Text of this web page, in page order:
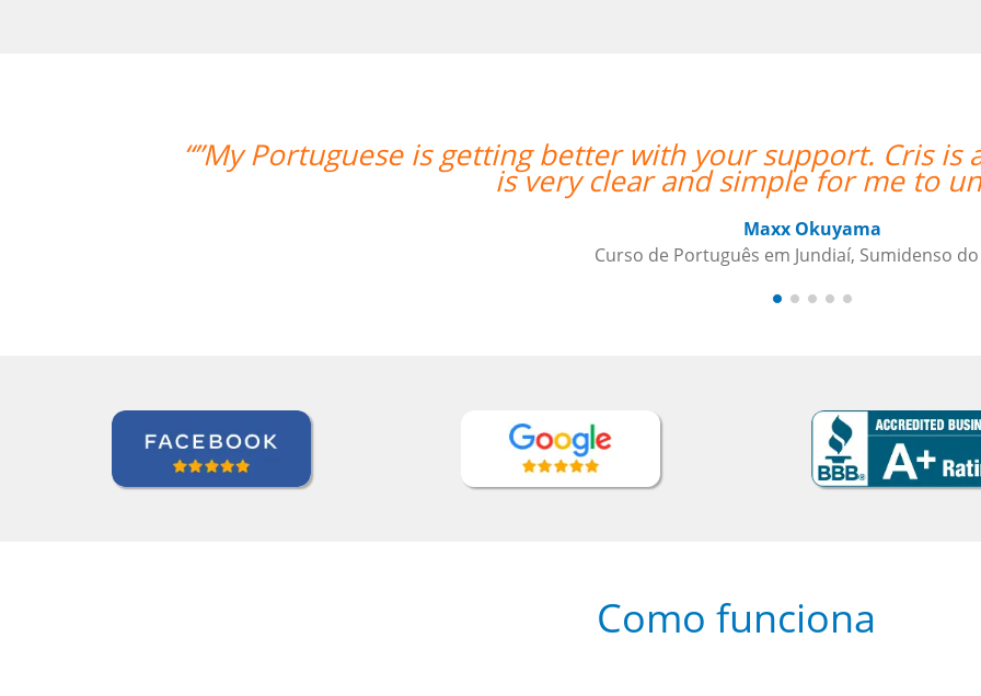
with your support. Cris is a great teacher for me; his teaching
clear and simple for me to understand.””
“”I
Como funciona